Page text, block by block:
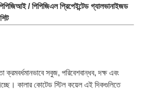
/ পিপিজিএল প্রিপেইন্টেড গ্যালভানাইজড
ক্রমবর্ধমানভাবে সবুজ, পরিবেশবান্ধব, দক্ষ এবং
কালার কোটেড স্টিল কয়েল এই দিকগুলিতে